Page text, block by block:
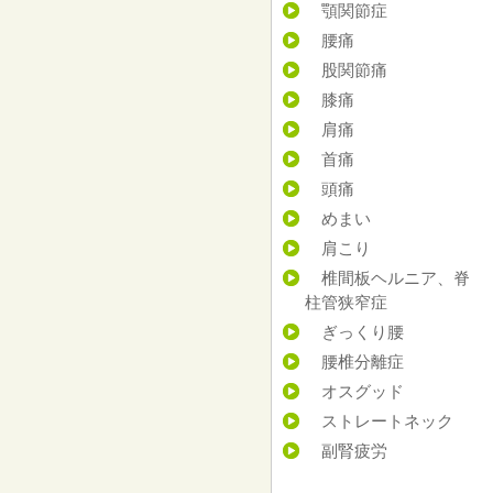
顎関節症
腰痛
股関節痛
膝痛
肩痛
首痛
頭痛
めまい
肩こり
椎間板ヘルニア、脊
柱管狭窄症
ぎっくり腰
腰椎分離症
オスグッド
ストレートネック
副腎疲労